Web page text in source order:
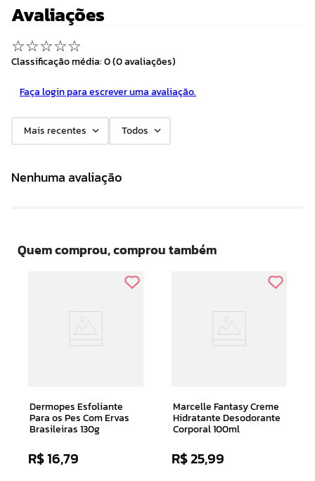
Avaliações
☆☆☆☆☆
Classificação média: 0(0 avaliações)
Faça login para escrever uma avaliação.
Mais recentes Todos
Nenhuma avaliação
Quem comprou, comprou também
Dermopes Esfoliante
Para os Pes Com Ervas
Brasileiras 130g
R$16,79
Marcelle Fantasy Creme
Hidratante Desodorante
Corporal 100ml
R$25,99